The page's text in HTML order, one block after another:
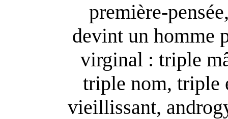
première-
devint un homme
virginal : triple
triple nom, triple
vieillissant,